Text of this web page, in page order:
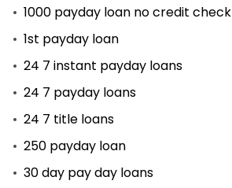
1000 payday loan no credit check
1st payday loan
24 7 instant payday loans
24 7 payday loans
24 7 title loans
250 payday loan
30 day pay day loans